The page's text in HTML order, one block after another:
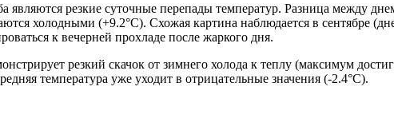
резкие суточные перепады температур. Разница между
холодными (+9.2°C). Схожая картина наблюдается в сентябре
к вечерней прохладе после жаркого дня.
резкий скачок от зимнего холода к теплу (максимум
температура уже уходит в отрицательные значения (-2.4°C).